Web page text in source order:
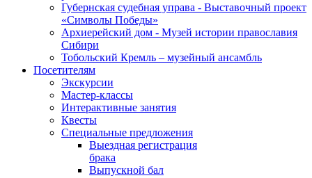
Губернская судебная управа - Выставочный проект
«Символы Победы»
Архиерейский дом - Музей истории православия
Сибири
Тобольский Кремль – музейный ансамбль
Посетителям
Экскурсии
Мастер-классы
Интерактивные занятия
Квесты
Специальные предложения
Выездная регистрация
брака
Выпускной бал